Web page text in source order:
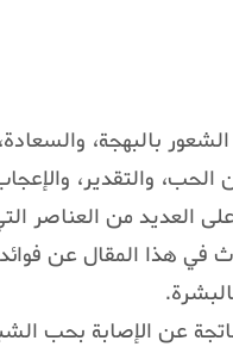
بالبهجة،
الحب، والتقدير،
العديد من العناصر
في هذا المقال عن فوائد
عن الإصابة بحب